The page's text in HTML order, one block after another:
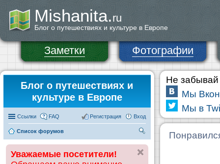
Mishanita.ru
Блог о путешествиях и культуре в Европе
Заметки Фотографии
Блог о путешествиях и
культуре в Европе
Ссылки FAQ Вход
Регистрация
Список форумов
ск
Уважаемые посетители!
Не забывай
Мы
Мы в